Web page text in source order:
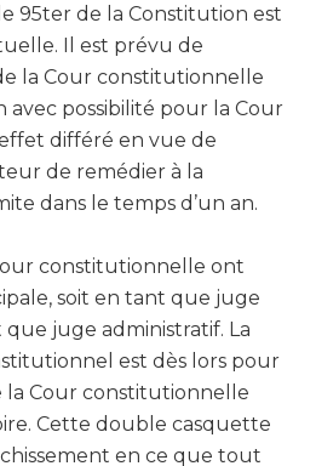
95ter de la Constitution est
Il est prévu de
la Cour constitutionnelle
avec possibilité pour la Cour
différé en vue de
de remédier à la
dans le temps d’un an.
constitutionnelle ont
soit en tant que juge
que juge administratif. La
est dès lors pour
la Cour constitutionnelle
Cette double casquette
en ce que tout